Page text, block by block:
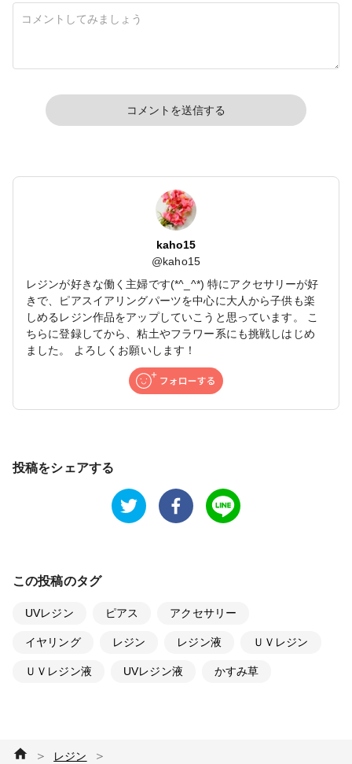
コメントを送信する
kaho15
@kaho15
レジンが好きな働く主婦です(*^_^*) 特にアクセサリーが好
きで、ピアスイアリングパーツを中心に大人から子供も楽
しめるレジン作品をアップしていこうと思っています。 こ
ちらに登録してから、粘土やフラワー系にも挑戦しはじめ
ました。 よろしくお願いします！
投稿をシェアする
この投稿のタグ
UVレジン ピアス アクセサリー
イヤリング レジン レジン液 ＵＶレジン
ＵＶレジン液 UVレジン液 かすみ草
＞ レジン ＞